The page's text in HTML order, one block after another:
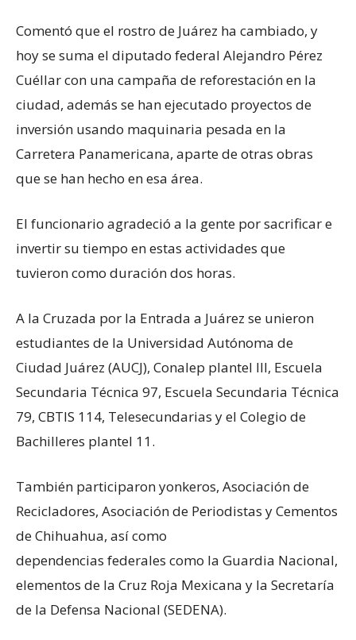
Comentó que el rostro de Juárez ha cambiado, y
hoy se suma el diputado federal Alejandro Pérez
Cuéllar con una campaña de reforestación en la
ciudad, además se han ejecutado proyectos de
inversión usando maquinaria pesada en la
Carretera Panamericana, aparte de otras obras
que se han hecho en esa área.
El funcionario agradeció a la gente por sacrificar e
invertir su tiempo en estas actividades que
tuvieron como duración dos horas.
A la Cruzada por la Entrada a Juárez se unieron
estudiantes de la Universidad Autónoma de
Ciudad Juárez (AUCJ), Conalep plantel III, Escuela
Secundaria Técnica 97, Escuela Secundaria Técnica
79, CBTIS 114, Telesecundarias y el Colegio de
Bachilleres plantel 11.
También participaron yonkeros, Asociación de
Recicladores, Asociación de Periodistas y Cementos
de Chihuahua, así como
dependencias federales como la Guardia Nacional,
elementos de la Cruz Roja Mexicana y la Secretaría
de la Defensa Nacional (SEDENA).